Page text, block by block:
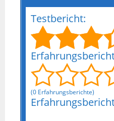
Testbericht:
(0 Erfahrungsberichte)